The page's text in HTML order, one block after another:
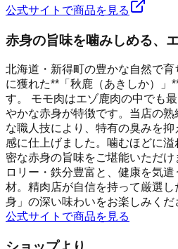
公式サイトで商品を見る
赤身の旨味を噛みしめる、
北海道・新得町の豊かな自然で
に獲れた**「秋鹿（あきしか）」
す。 モモ肉はエゾ鹿肉の中でも
やかな赤身が特徴です。当店の
な職人技により、特有の臭みを
感に仕上げました。噛むほどに
密な赤身の旨味をご堪能いただ
ロリー・鉄分豊富と、健康を気
材。精肉店が自信を持って厳選
身」の深い味わいをお楽しみくだ
公式サイトで商品を見る